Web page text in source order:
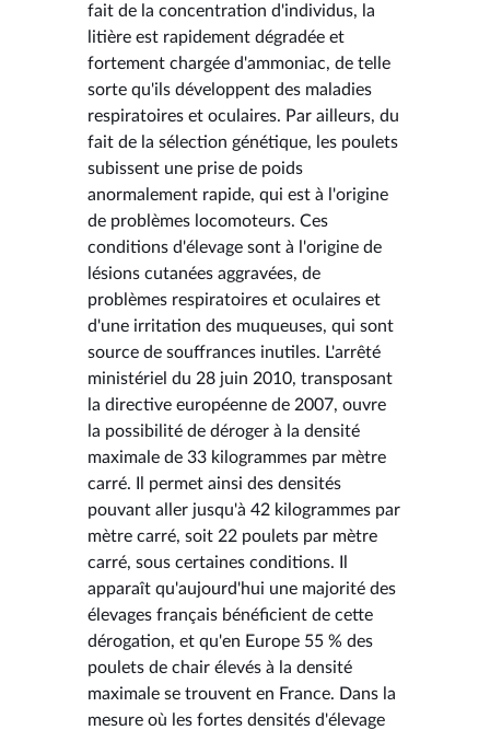
fait de la concentration d'individus, la
litière est rapidement dégradée et
fortement chargée d'ammoniac, de telle
sorte qu'ils développent des maladies
respiratoires et oculaires. Par ailleurs, du
fait de la sélection génétique, les poulets
subissent une prise de poids
anormalement rapide, qui est à l'origine
de problèmes locomoteurs. Ces
conditions d'élevage sont à l'origine de
lésions cutanées aggravées, de
problèmes respiratoires et oculaires et
d'une irritation des muqueuses, qui sont
source de souffrances inutiles. L'arrêté
ministériel du 28 juin 2010, transposant
la directive européenne de 2007, ouvre
la possibilité de déroger à la densité
maximale de 33 kilogrammes par mètre
carré. Il permet ainsi des densités
pouvant aller jusqu'à 42 kilogrammes par
mètre carré, soit 22 poulets par mètre
carré, sous certaines conditions. Il
apparaît qu'aujourd'hui une majorité des
élevages français bénéficient de cette
dérogation, et qu'en Europe 55 % des
poulets de chair élevés à la densité
maximale se trouvent en France. Dans la
mesure où les fortes densités d'élevage